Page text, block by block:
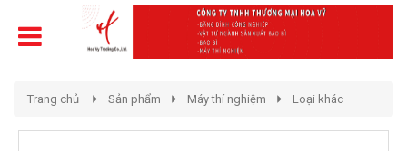
Trang chủ Sản phẩm Máy thí nghiệm Loại khác